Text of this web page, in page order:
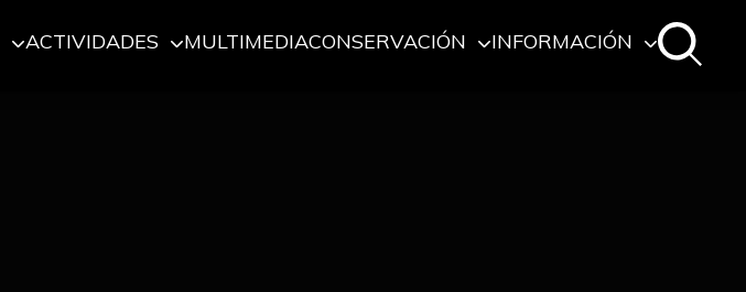
ACTIVIDADES MULTIMEDIACONSERVACIÓN INFORMACIÓN